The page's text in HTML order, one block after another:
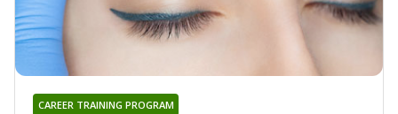
CAREER TRAINING PROGRAM